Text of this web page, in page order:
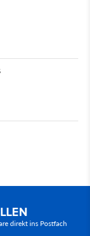
direkt ins Postfach